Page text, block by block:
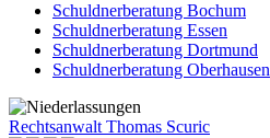
Schuldnerberatung Bochum
Schuldnerberatung Essen
Schuldnerberatung Dortmund
Schuldnerberatung Oberhausen
Rechtsanwalt Thomas Scuric